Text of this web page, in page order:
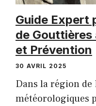
Guide Expert
de Gouttières
et Prévention
30 AVRIL 2025
Dans la région
météorologiques